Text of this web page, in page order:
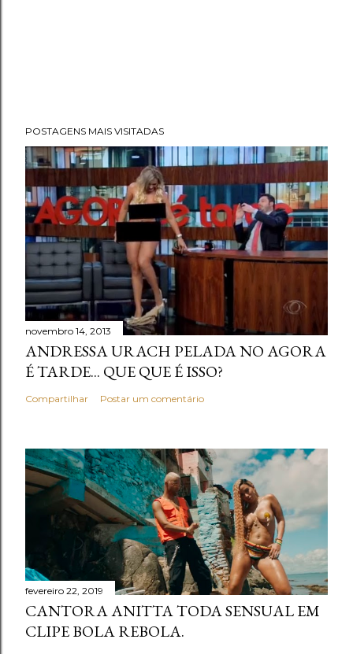
POSTAGENS MAIS VISITADAS
novembro 14, 2013
ANDRESSA URACH PELADA NO AGORA
É TARDE... QUE QUE É ISSO?
Compartilhar Postar um comentário
fevereiro 22, 2019
CANTORA ANITTA TODA SENSUAL EM
CLIPE BOLA REBOLA.